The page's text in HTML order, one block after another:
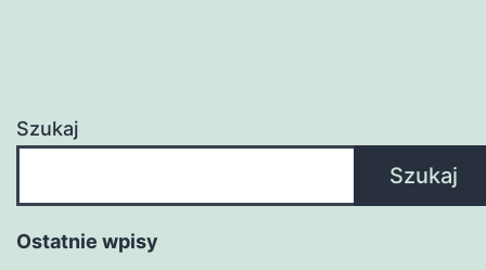
Szukaj
Szukaj
Ostatnie wpisy